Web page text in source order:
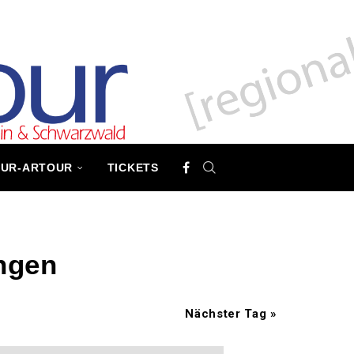
ARTOUR TICKETS
Nächster Tag»